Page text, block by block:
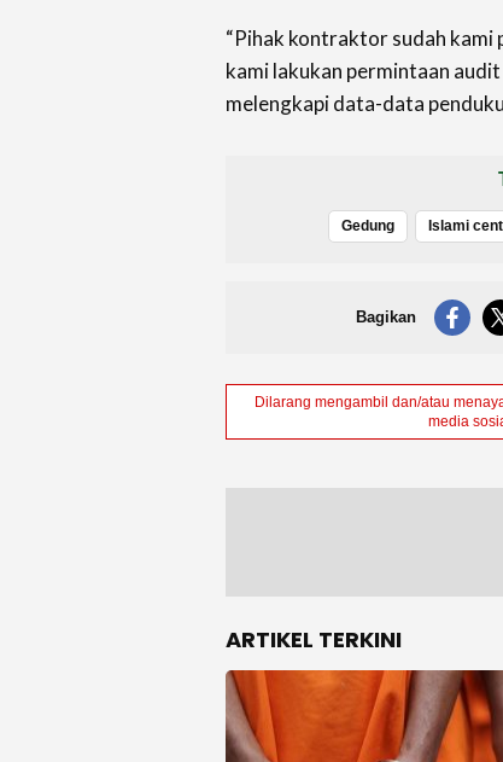
“Pihak kontraktor sudah kami
kami lakukan permintaan
melengkapi data-data
Gedung Islami
Bagikan
Dilarang mengambil dan/atau
media
ARTIKEL TERKINI